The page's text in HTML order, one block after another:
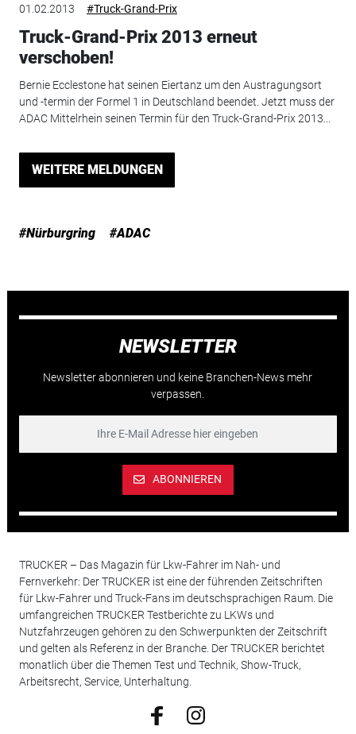
01.02.2013 #Truck-Grand-Prix
Truck-Grand-Prix 2013 erneut
verschoben!
Bernie Ecclestone hat seinen Eiertanz um den Austragungsort
und -termin der Formel 1 in Deutschland beendet. Jetzt muss der
ADAC Mittelrhein seinen Termin für den Truck-Grand-Prix 2013...
WEITERE MELDUNGEN
#Nürburgring #ADAC
NEWSLETTER
Newsletter abonnieren und keine Branchen-News mehr
verpassen.
ABONNIEREN
TRUCKER – Das Magazin für Lkw-Fahrer im Nah- und
Fernverkehr: Der TRUCKER ist eine der führenden Zeitschriften
für Lkw-Fahrer und Truck-Fans im deutschsprachigen Raum. Die
umfangreichen TRUCKER Testberichte zu LKWs und
Nutzfahrzeugen gehören zu den Schwerpunkten der Zeitschrift
und gelten als Referenz in der Branche. Der TRUCKER berichtet
monatlich über die Themen Test und Technik, Show-Truck,
Arbeitsrecht, Service, Unterhaltung.